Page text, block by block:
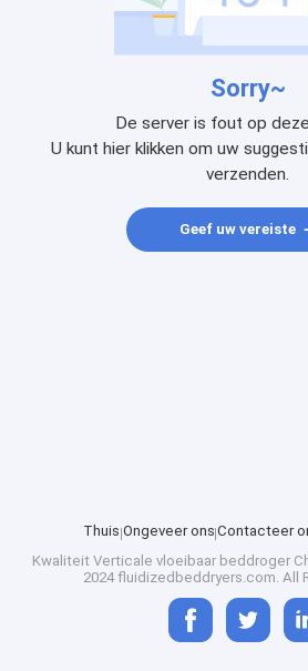
Sorry~
De server is fout op
U kunt hier klikken om uw
verzenden.
Geef uw vereiste
Thuis Ongeveer ons Contacteer
Kwaliteit Verticale vloeibaar beddroger
2024 fluidizedbeddryers.com. All